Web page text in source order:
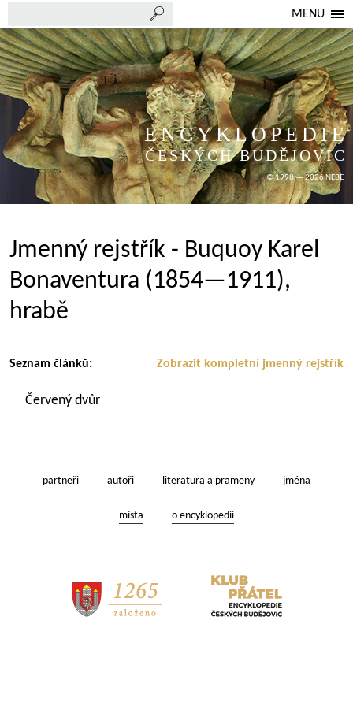
MENU
ENCYKLOPEDIE
ČESKÝCH BUDĚJOVIC
© 1998 — 2026 NEBE
Jmenný rejstřík - Buquoy Karel
Bonaventura (1854—1911),
hrabě
Zobrazit kompletní jmenný rejstřík
Seznam článků:
Červený dvůr
partneři autoři literatura a prameny jména
místa o encyklopedii